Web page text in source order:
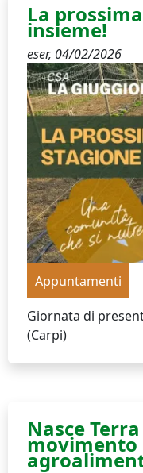
La
insieme!
eser, 04/02/2026
Appuntamenti
Giornata di
(Carpi)
Nasce
movimento